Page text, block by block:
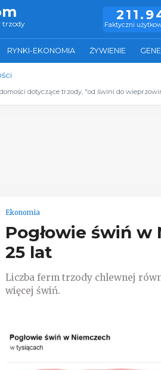
trzody
Faktyczni
RYNKI-EKONOMIA ŻYWIENIE
dotyczące trzody, "od świni do
Ekonomia
Pogłowie świń w
25 lat
Liczba ferm trzody chlewnej
więcej świń.